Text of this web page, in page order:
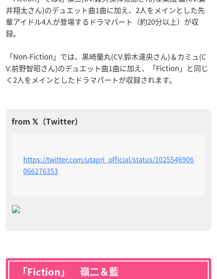
井翔太さん)のデュエット曲1曲に加え、2人をメインとした先
輩アイドル4人が登場するドラマパート（約20分以上）が収
録。
「Non-Fiction」では、黒崎蘭丸(CV.鈴木達央さん)＆カミュ(C
V.前野智昭さん)のデュエット曲1曲に加え、「Fiction」と同じ
く2人をメインとしたドラマパートが収録されます。
https://twitter.com/utapri_official/status/1025546906
066276353
「Fiction」 嶺二＆藍